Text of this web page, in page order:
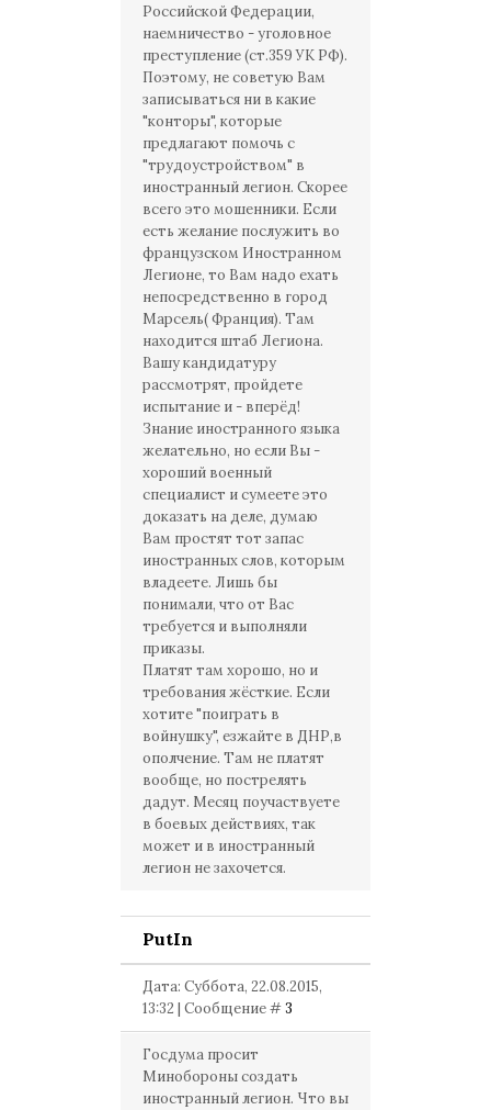
Российской Федерации,
наемничество - уголовное
преступление (ст.359 УК РФ).
Поэтому, не советую Вам
записываться ни в какие
"конторы", которые
предлагают помочь с
"трудоустройством" в
иностранный легион. Скорее
всего это мошенники. Если
есть желание послужить во
французском Иностранном
Легионе, то Вам надо ехать
непосредственно в город
Марсель( Франция). Там
находится штаб Легиона.
Вашу кандидатуру
рассмотрят, пройдете
испытание и - вперёд!
Знание иностранного языка
желательно, но если Вы -
хороший военный
специалист и сумеете это
доказать на деле, думаю
Вам простят тот запас
иностранных слов, которым
владеете. Лишь бы
понимали, что от Вас
требуется и выполняли
приказы.
Платят там хорошо, но и
требования жёсткие. Если
хотите "поиграть в
войнушку", езжайте в ДНР,в
ополчение. Там не платят
вообще, но пострелять
дадут. Месяц поучаствуете
в боевых действиях, так
может и в иностранный
легион не захочется.
PutIn
Дата: Суббота, 22.08.2015,
13:32 | Сообщение #3
Госдума просит
Минобороны создать
иностранный легион. Что вы